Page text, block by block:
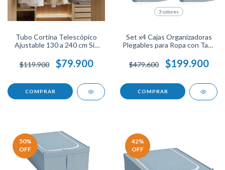
Tubo Cortina Telescópico
Ajustable 130 a 240 cm Sin
Resistente para Baño, Cocina
o Habitación Fácil Instalación.
$119.900 $79.900
3 colores
Set x4 Cajas Organizadoras
Plegables para Ropa con Tapa
Resistentes y Multiuso para
Hogar.
$479.600 $199.900
COMPRAR
50%
OFF
42%
OFF